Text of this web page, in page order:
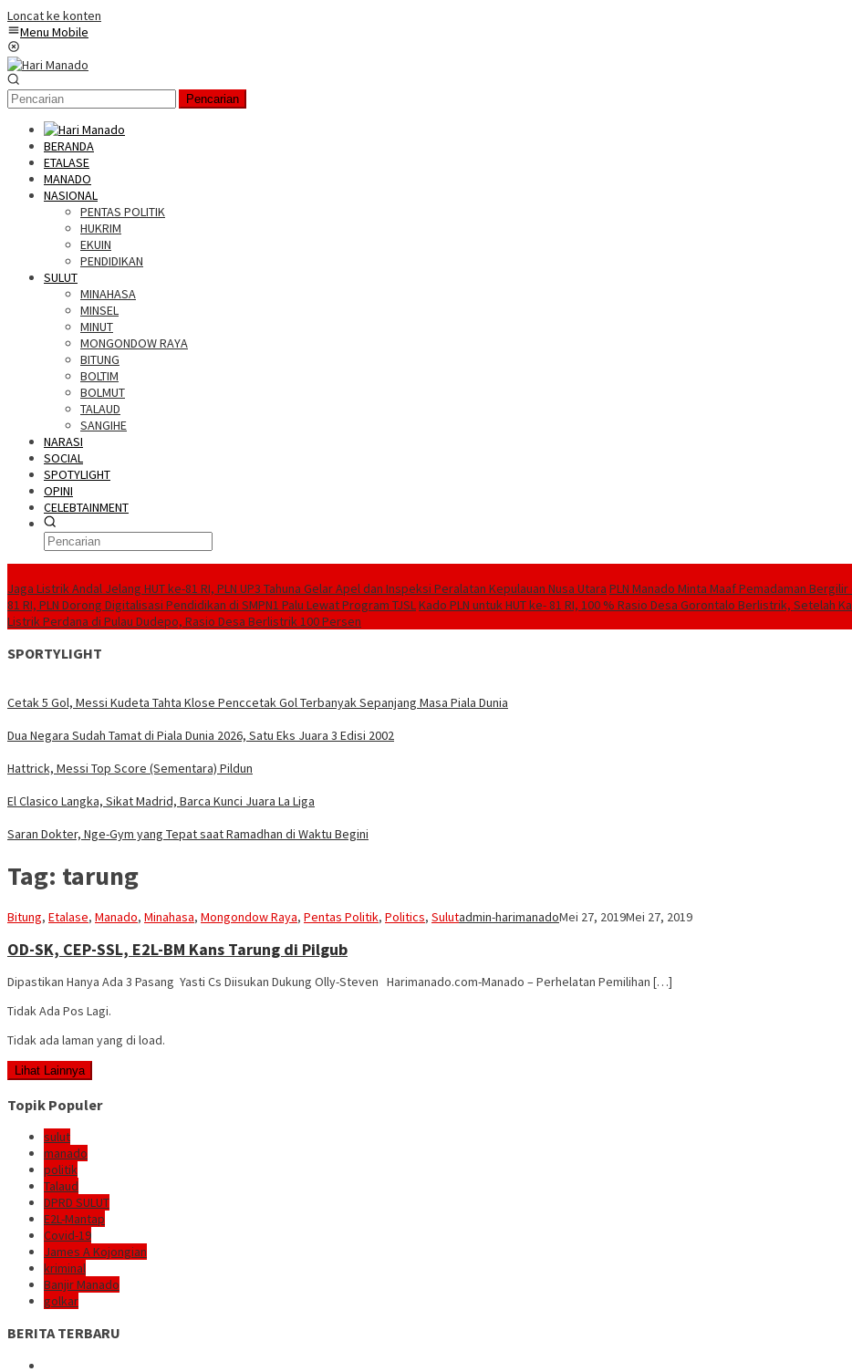
Loncat ke konten
Menu Mobile
Pencarian
BERANDA
ETALASE
MANADO
NASIONAL
PENTAS POLITIK
HUKRIM
EKUIN
PENDIDIKAN
SULUT
MINAHASA
MINSEL
MINUT
MONGONDOW RAYA
BITUNG
BOLTIM
BOLMUT
TALAUD
SANGIHE
NARASI
SOCIAL
SPOTYLIGHT
OPINI
CELEBTAINMENT
Jaga Listrik Andal Jelang HUT ke-81 RI, PLN UP3 Tahuna Gelar Apel dan Inspeksi Peralatan Kepulauan Nusa Utara PLN Manado Minta Maaf Pemadaman
81 RI, PLN Dorong Digitalisasi Pendidikan di SMPN1 Palu Lewat Program TJSLKado PLN untuk HUT ke- 81 RI, 100 % Rasio Desa Gorontalo Berlistrik, Setelah
Listrik Perdana di Pulau Dudepo, Rasio Desa Berlistrik 100 Persen
SPORTYLIGHT
Cetak 5 Gol, Messi Kudeta Tahta Klose Penccetak Gol Terbanyak Sepanjang Masa Piala Dunia
Dua Negara Sudah Tamat di Piala Dunia 2026, Satu Eks Juara 3 Edisi 2002
Hattrick, Messi Top Score (Sementara) Pildun
El Clasico Langka, Sikat Madrid, Barca Kunci Juara La Liga
Saran Dokter, Nge-Gym yang Tepat saat Ramadhan di Waktu Begini
Tag: tarung
Bitung, Etalase, Manado, Minahasa, Mongondow Raya, Pentas Politik, Politics, Sulutadmin-harimanadoMei 27, 2019Mei 27, 2019
OD-SK, CEP-SSL, E2L-BM Kans Tarung di Pilgub
Dipastikan Hanya Ada 3 Pasang Yasti Cs Diisukan Dukung Olly-Steven Harimanado.com-Manado – Perhelatan Pemilihan […]
Tidak Ada Pos Lagi.
Tidak ada laman yang di load.
Lihat Lainnya
Topik Populer
sulut
manado
politik
Talaud
DPRD SULUT
E2L-Mantap
Covid-19
James A Kojongian
kriminal
Banjir Manado
golkar
BERITA TERBARU